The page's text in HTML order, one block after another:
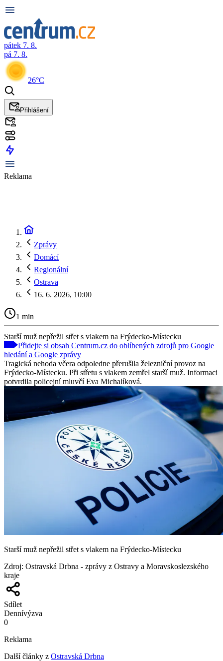
pátek 7. 8.
pá 7. 8.
26°C
Přihlášení
Reklama
Zprávy
Domácí
Regionální
Ostrava
16. 6. 2026, 10:00
1 min
Starší muž nepřežil střet s vlakem na Frýdecko-Místecku
Přidejte si obsah Centrum.cz do oblíbených zdrojů pro Google
hledání a Google zprávy
Tragická nehoda včera odpoledne přerušila železniční provoz na
Frýdecko-Místecku. Při střetu s vlakem zemřel starší muž. Informaci
potvrdila policejní mluvčí Eva Michalíková.
Starší muž nepřežil střet s vlakem na Frýdecko-Místecku
Zdroj: Ostravská Drbna - zprávy z Ostravy a Moravskoslezského
kraje
Sdílet
Dennívýzva
0
Reklama
Další články z Ostravská Drbna